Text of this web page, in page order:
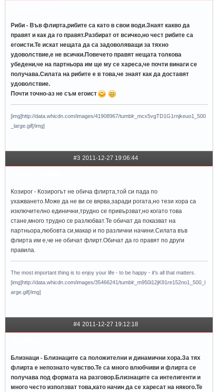
Риби - Във флирта,рибите са като в свои води.Знаят какво да
правят и как да го правят.Разбират от всичко,но чест рибите са
егоисти.Те искат нещата да са задоволяващи за тяхно
удоволствие,е не всички.Повечето правят нещата толкова
убедени,че на партньора им ще му се хареса,че почти винаги се
получава.Силата на рибите е в това,че знаят как да доставят
удоволствие.
Почти точно-аз не съм егоист
[img]http://data.whicdn.com/images/41908967/tumblr_mcx5vgTD1G1rnjkeuo1_500
_large.gif[/img]
#3 2011-12-27 19:06:44
Козирог - Козирогът не обича флирта,той си пада по
ухажването.Може да не ви се вярва,заради рогата,но тези хора са
изключително единични,трудно се привързват,но когато това
стане,много трудно се разлюбват.Те обичат да показват на
партньора,любовта си,макар и по различни начини.Силата във
флирта им е,че не обичат флирт.Обичат да го правят по други
правила.
The most important thing is to enjoy your life - to be happy - it's all that matters.
[img]http://data.whicdn.com/images/35466241/tumblr_m950i12jK91re152no1_500_l
arge.gif[/img]
#4 2011-12-27 19:12:18
Близнаци - Близнаците са положителни и динамични хора.За тях
флирта е непознато чувство.Те са много влюбчиви и флирта се
получава под формата на разговор.Близнаците са интелигенти и
много често използват това,като начин да се харесат на някого.Те